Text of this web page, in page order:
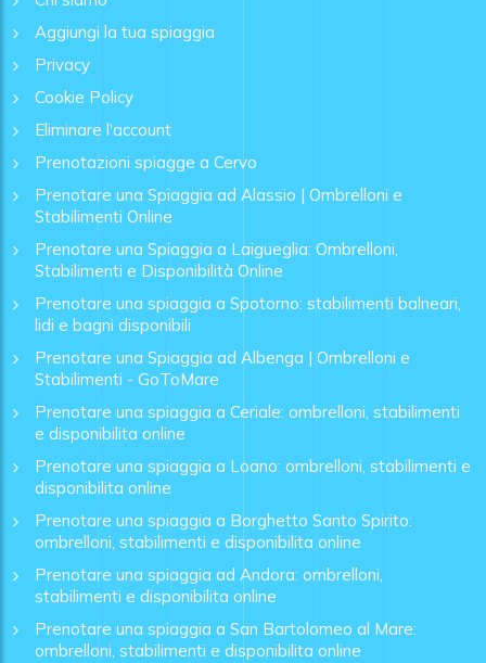
Aggiungi la tua spiaggia
Privacy
Cookie Policy
Eliminare l'account
Prenotazioni spiagge a Cervo
Prenotare una Spiaggia ad Alassio | Ombrelloni e
Stabilimenti Online
Prenotare una Spiaggia a Laigueglia: Ombrelloni,
Stabilimenti e Disponibilità Online
Prenotare una spiaggia a Spotorno: stabilimenti balneari,
lidi e bagni disponibili
Prenotare una Spiaggia ad Albenga | Ombrelloni e
Stabilimenti - GoToMare
Prenotare una spiaggia a Ceriale: ombrelloni, stabilimenti
e disponibilita online
Prenotare una spiaggia a Loano: ombrelloni, stabilimenti e
disponibilita online
Prenotare una spiaggia a Borghetto Santo Spirito:
ombrelloni, stabilimenti e disponibilita online
Prenotare una spiaggia ad Andora: ombrelloni,
stabilimenti e disponibilita online
Prenotare una spiaggia a San Bartolomeo al Mare:
ombrelloni, stabilimenti e disponibilita online